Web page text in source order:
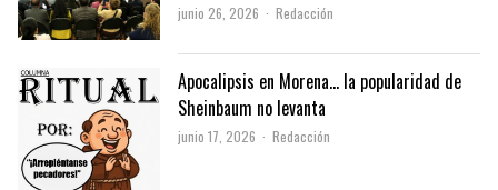
junio 26, 2026 Author
Redacción
Apocalipsis en Morena… la popularidad de
Sheinbaum no levanta
junio 17, 2026 Author
Redacción